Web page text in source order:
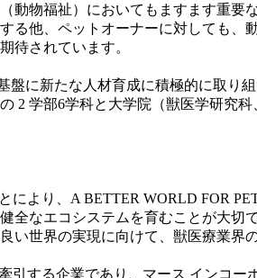
動物福祉）においてもますます重要
る他、ペットオーナーに対しても、
待されています。
盤に新たな人材育成に積極的に取り
2 学部6学科と大学院（獣医学研究科
により、A BETTER WORLD FOR
全なエコシステムを育むことが大切
世界の実現に向けて、獣医療業界
引する企業であり、マース インコー